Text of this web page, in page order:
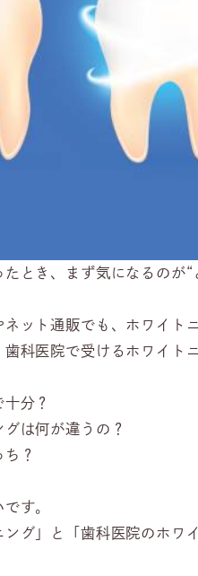
たとき、まず気になるの
ット通販でも、ホワイト
科医院で受けるホワイト
分？
は何が違うの？
？
す。
グ」と「歯科医院のホワ